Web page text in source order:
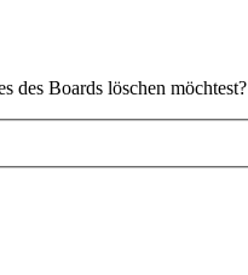
des Boards löschen möchtest?